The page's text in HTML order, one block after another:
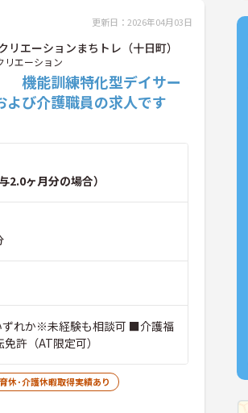
更新日：2026年04月03日
エーションまちトレ（十日町）
リエーション
機能訓練特化型デイサー
よび介護職員の求人です
2.0ヶ月分の場合）
れか※未経験も相談可 ■介護福
許（AT限定可）
休･介護休暇取得実績あり